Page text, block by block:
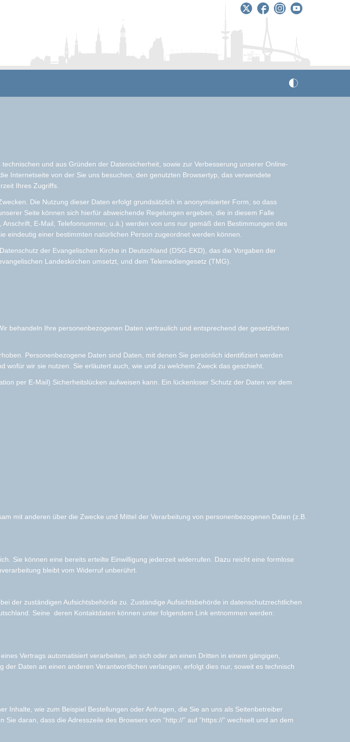
und aus Gründen der Datensicherheit, sowie zur Verbesserung unserer Online-
Internetseite von der Sie uns besuchen, den genutzten Browsertyp, das verwendete
Ihres Zugriffs.
Die Nutzung dieser Daten erfolgt grundsätzlich in anonymisierter Form, so dass
Seite können sich hierfür abweichende Regelungen ergeben, die in diesem Falle
E-Mail, Telefonnummer, u.ä.) werden von uns nur gemäß den Bestimmungen des
eindeutig einer bestimmten natürlichen Person zugeordnet werden können.
der Evangelischen Kirche in Deutschland (DSG-EKD), das die Vorgaben der
Landeskirchen umsetzt, und dem Telemediengesetz (TMG).
behandeln Ihre personenbezogenen Daten vertraulich und entsprechend der gesetzlichen
Personenbezogene Daten sind Daten, mit denen Sie persönlich identifiziert werden
wir sie nutzen. Sie erläutert auch, wie und zu welchem Zweck das geschieht.
per E-Mail) Sicherheitslücken aufweisen kann. Ein lückenloser Schutz der Daten vor dem
mit anderen über die Zwecke und Mittel der Verarbeitung von personenbezogenen Daten (z.B.
Sie können eine bereits erteilte Einwilligung jederzeit widerrufen. Dazu reicht eine formlose
bleibt vom Widerruf unberührt.
der zuständigen Aufsichtsbehörde zu. Zuständige Aufsichtsbehörde in datenschutzrechtlichen
Seine deren Kontaktdaten können unter folgendem Link entnommen werden:
Vertrags automatisiert verarbeiten, an sich oder an einen Dritten in einem gängigen,
Daten an einen anderen Verantwortlichen verlangen, erfolgt dies nur, soweit es technisch
Inhalte, wie zum Beispiel Bestellungen oder Anfragen, die Sie an uns als Seitenbetreiber
daran, dass die Adresszeile des Browsers von “http://” auf “https://” wechselt und an dem